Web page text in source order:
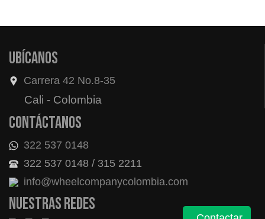
Ubícanos
Carrera 42 No.8-35
Cali - Colombia
Contáctanos
322 537 0148
322 537 0148 / 315 2211
info@wheelcompanycolombia.com
Nuestras redes